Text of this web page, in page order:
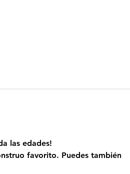
las edades!
favorito. Puedes también